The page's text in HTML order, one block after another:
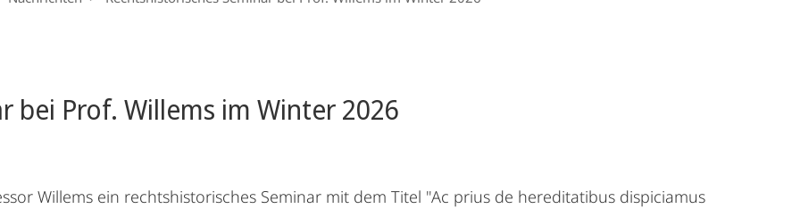
bei Prof. Willems im Winter 2026
Willems ein rechtshistorisches Seminar mit dem Titel "Ac prius de hereditatibus dispiciamus